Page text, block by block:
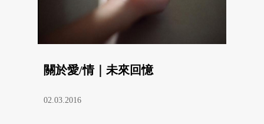
關於愛/情｜未來回憶
02.03.2016